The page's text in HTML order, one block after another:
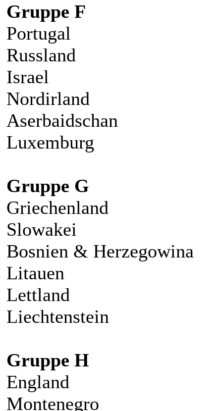
Gruppe F
Portugal
Russland
Israel
Nordirland
Aserbaidschan
Luxemburg
Gruppe G
Griechenland
Slowakei
Bosnien & Herzegowina
Litauen
Lettland
Liechtenstein
Gruppe H
England
Montenegro